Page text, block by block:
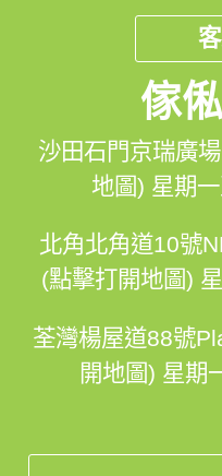
傢
沙田石門京瑞廣
地圖) 星期
北角北角道10號
(點擊打開地圖)
荃灣楊屋道88號
開地圖) 星期